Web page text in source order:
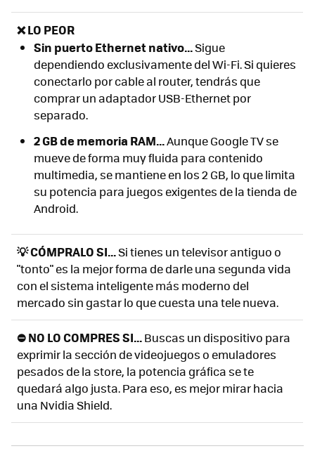
❌ LO PEOR
Sin puerto Ethernet nativo...Sigue
dependiendo exclusivamente del Wi-Fi. Si quieres
conectarlo por cable al router, tendrás que
comprar un adaptador USB-Ethernet por
separado.
2 GB de memoria RAM...Aunque Google TV se
mueve de forma muy fluida para contenido
multimedia, se mantiene en los 2 GB, lo que limita
su potencia para juegos exigentes de la tienda de
Android.
💡 CÓMPRALO SI...Si tienes un televisor antiguo o
"tonto" es la mejor forma de darle una segunda vida
con el sistema inteligente más moderno del
mercado sin gastar lo que cuesta una tele nueva.
⛔ NO LO COMPRES SI...Buscas un dispositivo para
exprimir la sección de videojuegos o emuladores
pesados de la store, la potencia gráfica se te
quedará algo justa. Para eso, es mejor mirar hacia
una Nvidia Shield.